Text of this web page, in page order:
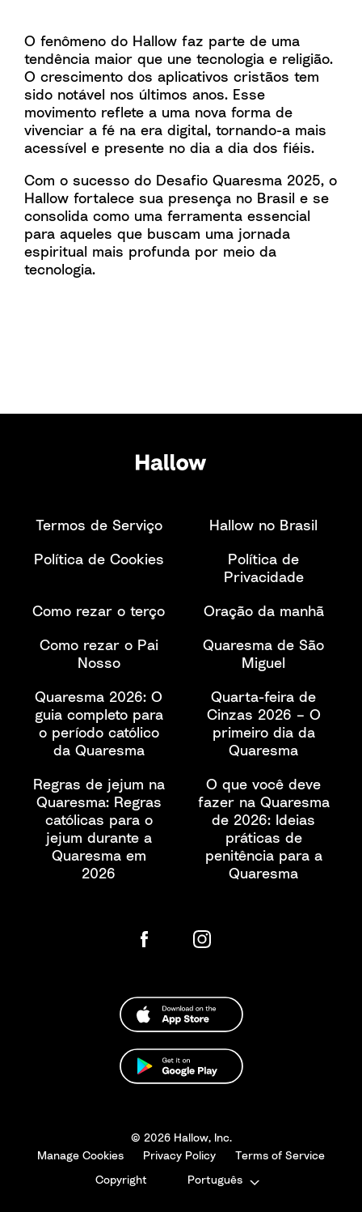
O fenômeno do Hallow faz parte de uma
tendência maior que une tecnologia e religião.
O crescimento dos aplicativos cristãos tem
sido notável nos últimos anos. Esse
movimento reflete a uma nova forma de
vivenciar a fé na era digital, tornando-a mais
acessível e presente no dia a dia dos fiéis.
Com o sucesso do Desafio Quaresma 2025, o
Hallow fortalece sua presença no Brasil e se
consolida como uma ferramenta essencial
para aqueles que buscam uma jornada
espiritual mais profunda por meio da
tecnologia.
Termos de Serviço
Hallow no Brasil
Política de Cookies
Política de
Privacidade
Como rezar o terço
Oração da manhã
Como rezar o Pai
Nosso
Quaresma de São
Miguel
Quaresma 2026: O
guia completo para
o período católico
da Quaresma
Quarta-feira de
Cinzas 2026 – O
primeiro dia da
Quaresma
Regras de jejum na
Quaresma: Regras
católicas para o
jejum durante a
Quaresma em
2026
O que você deve
fazer na Quaresma
de 2026: Ideias
práticas de
penitência para a
Quaresma
© 2026 Hallow, Inc.
Manage Cookies
Privacy Policy
Terms of Service
Copyright
Português